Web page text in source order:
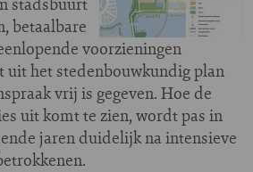
betaalbare
voorzieningen
uit het stedenbouwkundig plan
vrij is gegeven. Hoe de
uit komt te zien, wordt pas in
jaren duidelijk na intensieve